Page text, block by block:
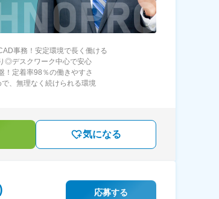
事務！安定環境で長く働ける
◎デスクワーク中心で安心
定着率98％の働きやすさ
、無理なく続けられる環境
気になる
応募する